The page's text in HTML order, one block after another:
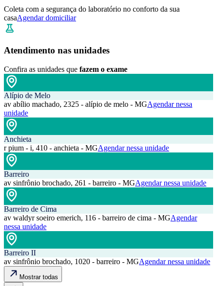
Coleta com a segurança do laboratório no conforto da sua
casaAgendar domiciliar
Atendimento nas unidades
Confira as unidades que fazem o exame
Alípio de Melo
av abílio machado, 2325 - alípio de melo - MGAgendar nessa
unidade
Anchieta
r pium - i, 410 - anchieta - MGAgendar nessa unidade
Barreiro
av sinfrônio brochado, 261 - barreiro - MGAgendar nessa unidade
Barreiro de Cima
av waldyr soeiro emerich, 116 - barreiro de cima - MGAgendar
nessa unidade
Barreiro II
av sinfrônio brochado, 1020 - barreiro - MGAgendar nessa unidade
Mostrar todas